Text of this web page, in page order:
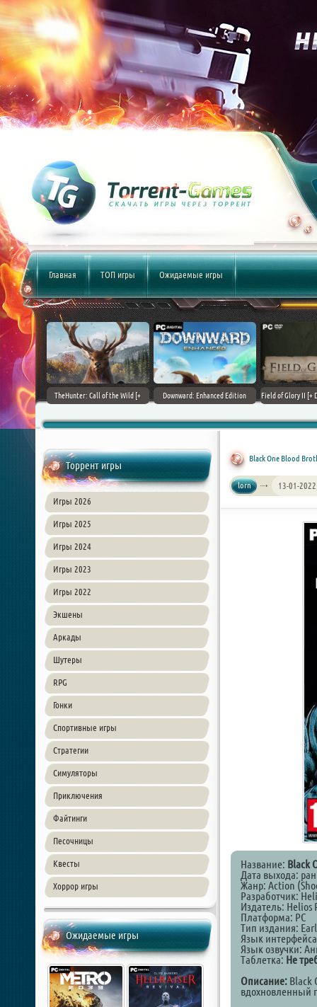
Главная ТОП игры Ожидаемые игры
(2017)
TheHunter: Call of the Wild [+
Downward: Enhanced Edition
Field of Glory II [+
Торрент игры
Игры 2026
Игры 2025
Игры 2024
Игры 2023
Игры 2022
Экшены
Аркады
Шутеры
RPG
Гонки
Спортивные игры
Стратегии
Симуляторы
Приключения
Файтинги
Песочницы
Квесты
Хоррор игры
Ожидаемые игры
Black One Blood
lorn 13-01-
Название: Black
Дата выхода:
Жанр: Action
Разработчик:
Издатель: Helios
Платформа: PC
Тип издания:
Язык
Язык озвучки:
Таблетка: Не
Описание: Black
вдохновленный